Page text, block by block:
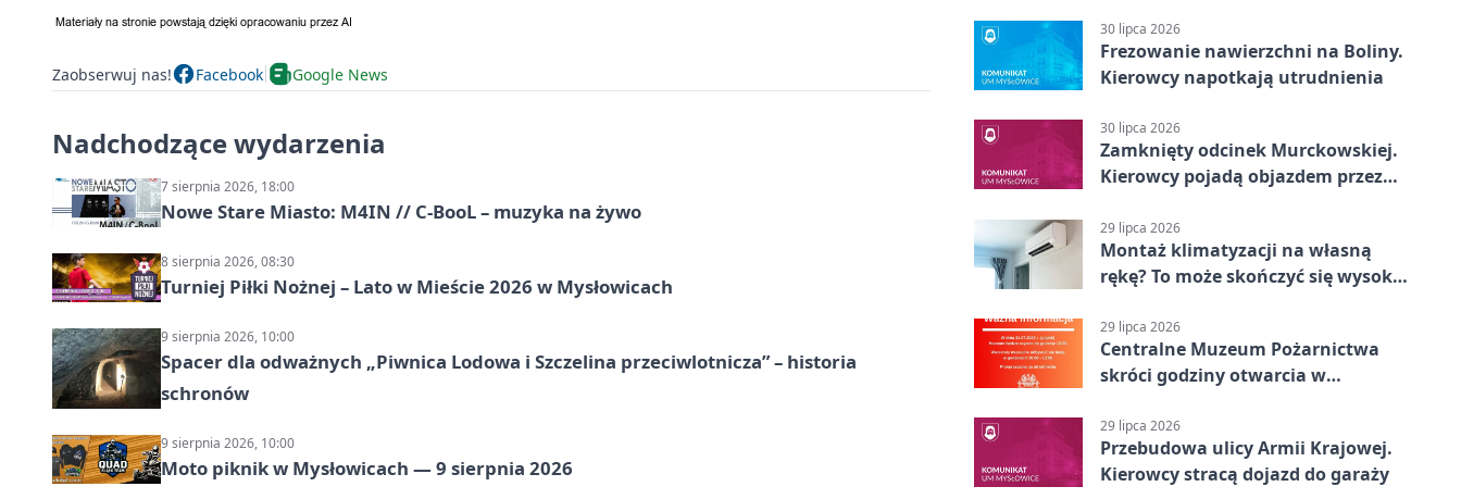
Zaobserwuj nas! Facebook Google News
Nadchodzące wydarzenia
7 sierpnia 2026, 18:00
Nowe Stare Miasto: M4IN // C-BooL – muzyka na żywo
8 sierpnia 2026, 08:30
Turniej Piłki Nożnej – Lato w Mieście 2026 w Mysłowicach
9 sierpnia 2026, 10:00
Spacer dla odważnych „Piwnica Lodowa i Szczelina przeciwlotnicza” – historia
schronów
9 sierpnia 2026, 10:00
Moto piknik w Mysłowicach — 9 sierpnia 2026
30 lipca 2026
Frezowanie nawierzchni na Boliny.
Kierowcy napotkają utrudnienia
30 lipca 2026
Zamknięty odcinek Murckowskiej.
Kierowcy pojadą objazdem przez
29 lipca 2026
Montaż klimatyzacji na własną
rękę? To może skończyć się wysoką
29 lipca 2026
Centralne Muzeum Pożarnictwa
skróci godziny otwarcia w
29 lipca 2026
Przebudowa ulicy Armii Krajowej.
Kierowcy stracą dojazd do garaży